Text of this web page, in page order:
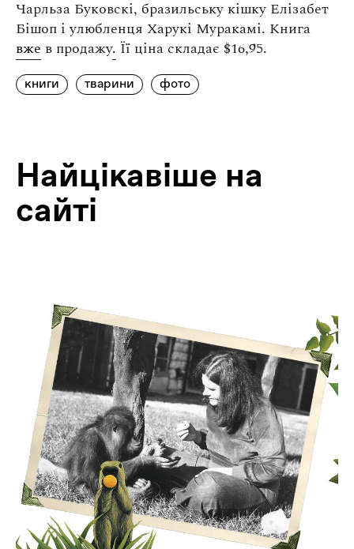
Чарльза Буковскі, бразильську кішку Елізабет
Бішоп і улюбленця Харукі Муракамі. Книга
вже в продажу. Її ціна складає $16,95.
книги тварини фото
Найцiкавiше на
сайтi